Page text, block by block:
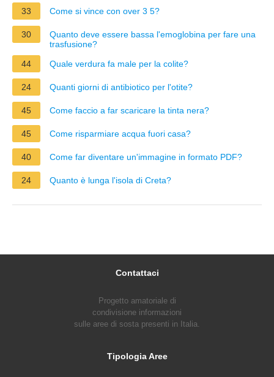
33 Come si vince con over 3 5?
30
Quanto deve essere bassa l'emoglobina per fare una
trasfusione?
44
Quale verdura fa male per la colite?
24 Quanti giorni di antibiotico per l'otite?
45 Come faccio a far scaricare la tinta nera?
45 Come risparmiare acqua fuori casa?
40 Come far diventare un'immagine in formato PDF?
24 Quanto è lunga l'isola di Creta?
Contattaci
Progetto amatoriale di
condivisione informazioni
sulle aree di sosta presenti in Italia.
Tipologia Aree